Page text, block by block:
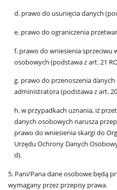
d. prawo do usunięcia danych
e. prawo do ograniczenia
f. prawo do wniesienia sprzeciwu
osobowych (podstawa z art. 21
g. prawo do przenoszenia
administratora (podstawa z art.
h. w przypadkach uznania, iż
danych osobowych narusza
prawo do wniesienia skargi do
Urzędu Ochrony Danych
d).
5. Pani/Pana dane osobowe będą
wymagany przez przepisy prawa.